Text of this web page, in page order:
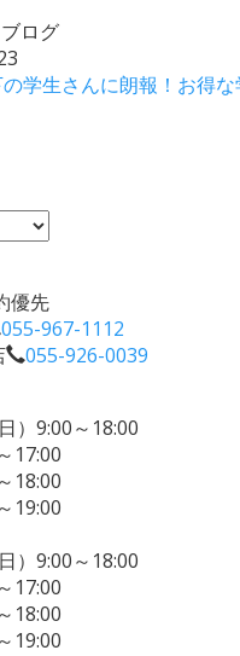
ログ
学生さんに朗報！お得
優先
055-967-1112
055-926-0039
）9:00～18:00
17:00
18:00
19:00
）9:00～18:00
17:00
18:00
19:00